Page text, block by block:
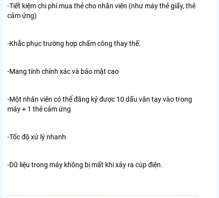
-Tiết kiệm chi phí mua thẻ cho nhân viên (như máy thẻ giấy, thẻ
cảm ứng)
-Khắc phục trường hợp chấm công thay thế.
-Mang tính chính xác và bảo mật cao
-Một nhân viên có thể đăng ký được 10 dấu vân tay vào trong
máy + 1 thẻ cảm ứng
-Tốc độ xử lý nhanh
-Dữ liệu trong máy không bị mất khi xảy ra cúp điện.